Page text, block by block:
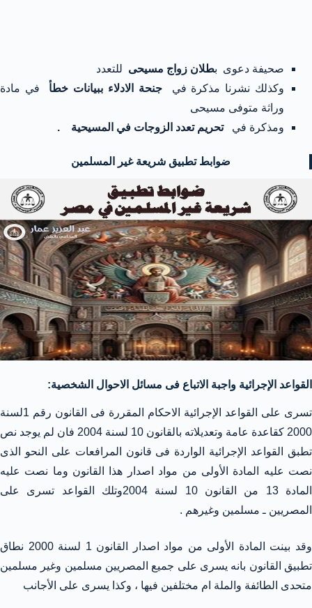
صحيفة دعوى بطلان زواج مسيحى للتعدد
وكذلك نشرنا مذكرة فيجنحة الادلاء ببيانات خطأ
في مادة
وراثة متوفى مسيحى
ومذكرة في تحريم تعدد الزوجات في المسيحية .
ضوابط تطبيق شريعة غير المسلمين
القواعد الإجرائية واجبة الاتباع فى مسائل الاحوال الشخصية:
تسرى على القواعد الإجرائية الاحكام المقررة فى القانون رقم 1لسنة
2000 كقاعدة عامة وتعديلاته بالقانون 10 لسنة 2004 فان لم يوجد نص
تطبق القواعد الإجرائية الواردة فى قانون المرافعات على النحو الذى
نصت عليه المادة الأولى من مواد اصدار هذا القانون وما نصت عليه
المادة 13 من القانون 10 لسنة 2004وتلك القواعد تسرى على
المصريين ـ مسلمين وغيرهم .
وقد بينت المادة الأولى من مواد اصدار القانون 1 لسنة 2000 نطاق
تطبيق القانون بانه يسرى على جميع المصريين مسلمين وغير مسلمين
متحدى الطائفة والملة ام مختلفين فيها ، وكذا يسرى على الأجانب